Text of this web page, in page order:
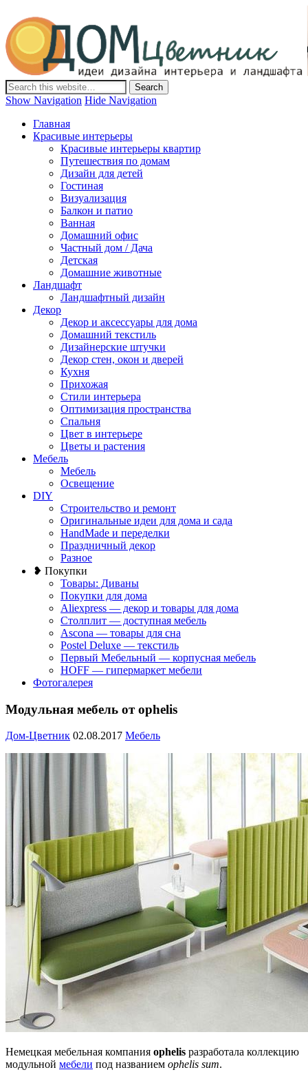
Дом-Цветник
Дизайн интерьера и ландшафта, декор и обустройство дома.
Идеи со всего мира.
Show Navigation Hide Navigation
Главная
Красивые интерьеры
Красивые интерьеры квартир
Путешествия по домам
Дизайн для детей
Гостиная
Визуализация
Балкон и патио
Ванная
Домашний офис
Частный дом / Дача
Детская
Домашние животные
Ландшафт
Ландшафтный дизайн
Декор
Декор и аксессуары для дома
Домашний текстиль
Дизайнерские штучки
Декор стен, окон и дверей
Кухня
Прихожая
Стили интерьера
Оптимизация пространства
Спальня
Цвет в интерьере
Цветы и растения
Мебель
Мебель
Освещение
DIY
Строительство и ремонт
Оригинальные идеи для дома и сада
HandMade и переделки
Праздничный декор
Разное
❥ Покупки
Товары: Диваны
Покупки для дома
Aliexpress — декор и товары для дома
Столплит — доступная мебель
Ascona — товары для сна
Postel Deluxe — текстиль
Первый Мебельный — корпусная мебель
HOFF — гипермаркет мебели
Фотогалерея
Модульная мебель от ophelis
Дом-Цветник 02.08.2017 Мебель
Немецкая мебельная компания ophelis разработала коллекцию
модульной мебели под названием ophelis sum.